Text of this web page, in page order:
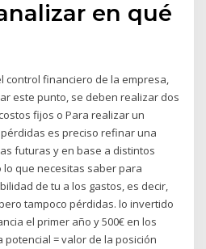
en qué
control financiero de la empresa,
este punto, se deben realizar dos
fijos o Para realizar un
es preciso refinar una
futuras y en base a distintos
que necesitas saber para
de tu a los gastos, es decir,
tampoco pérdidas. lo invertido
el primer año y 500€ en los
= valor de la posición